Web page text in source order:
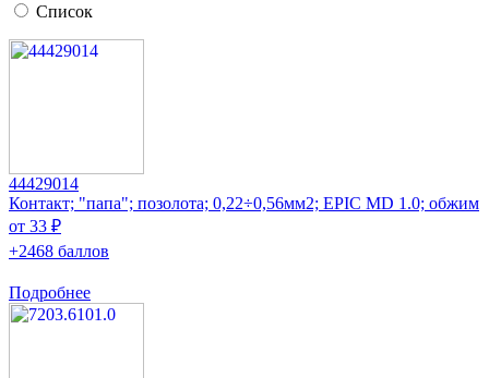
Список
44429014
Контакт; "папа"; позолота; 0,22÷0,56мм2; EPIC MD 1.0; обжим
от 33 ₽
+2468 баллов
Подробнее